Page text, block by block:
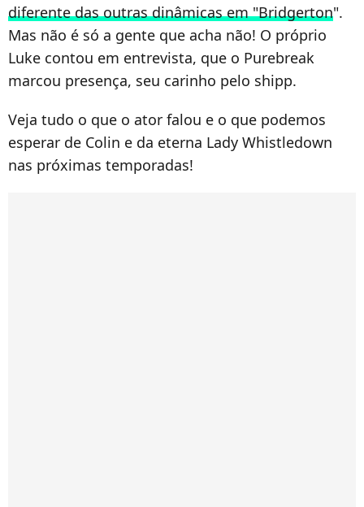
diferente das outras dinâmicas em "Bridgerton".
Mas não é só a gente que acha não! O próprio
Luke contou em entrevista, que o Purebreak
marcou presença, seu carinho pelo shipp.
Veja tudo o que o ator falou e o que podemos
esperar de Colin e da eterna Lady Whistledown
nas próximas temporadas!